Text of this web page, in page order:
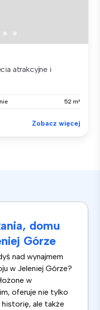
atrakcyjne i
52 m²
Zobacz więcej
domu
Górze
nad wynajmem
w Jeleniej Górze?
w
oferuje nie tylko
ale także